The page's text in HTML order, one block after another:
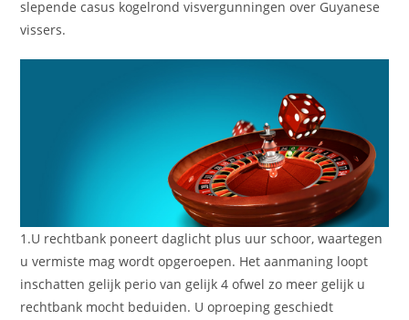
slepende casus kogelrond visvergunningen over Guyanese
vissers.
1.U rechtbank poneert daglicht plus uur schoor, waartegen
u vermiste mag wordt opgeroepen. Het aanmaning loopt
inschatten gelijk perio van gelijk 4 ofwel zo meer gelijk u
rechtbank mocht beduiden. U oproeping geschiedt